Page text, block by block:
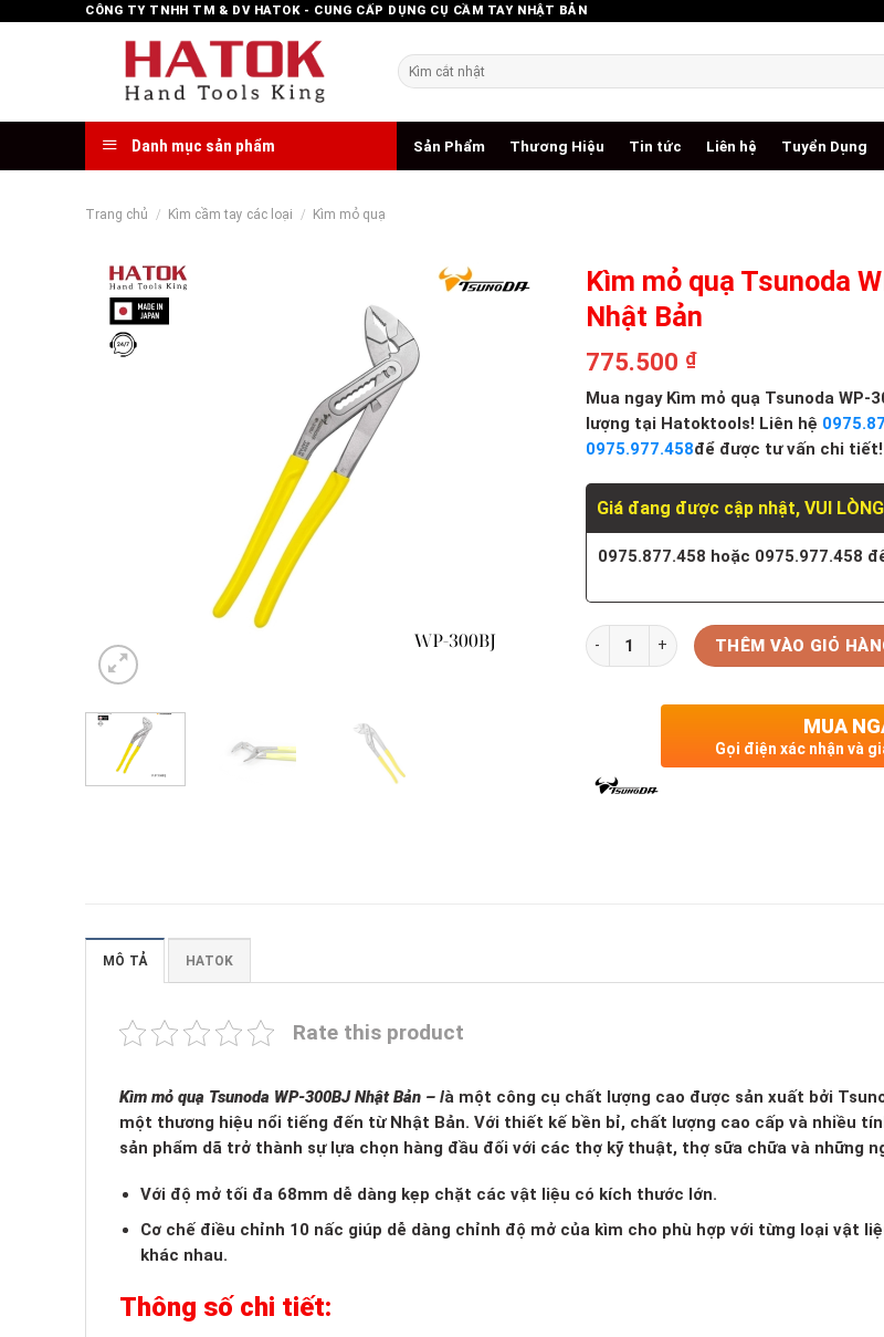
CÔNG TY TNHH TM & DV HATOK - CUNG CẤP DỤNG CỤ CẦM TAY NHẬT BẢN
Tìm
kiếm:
Danh mục sản phẩm Sản Phẩm Thương Hiệu Tin tức Liên hệ Tuyển Dụng
Trang chủ / Kìm cầm tay các loại / Kìm mỏ quạ
Kìm mỏ quạ Tsunoda
Nhật Bản
775.500 ₫
Mua ngay Kìm mỏ quạ Tsunoda WP-
lượng tại Hatoktools! Liên hệ
0975.977.458để được tư vấn chi tiết!
Giá đang được cập nhật, VUI
0975.877.458 hoặc 0975.977.458
Số lượng THÊM VÀO GIỎ
MUA
Gọi điện xác nhận và
MÔ TẢ HATOK
Rate this product
Kìm mỏ quạ Tsunoda WP-300BJ Nhật Bản – là một công cụ chất lượng cao được sản xuất bởi
một thương hiệu nổi tiếng đến từ Nhật Bản. Với thiết kế bền bỉ, chất lượng cao cấp và nhiều
sản phẩm dã trở thành sự lựa chọn hàng đầu đối với các thợ kỹ thuật, thợ sữa chữa và những
Với độ mở tối đa 68mm dễ dàng kẹp chặt các vật liệu có kích thước lớn.
Cơ chế điều chỉnh 10 nấc giúp dễ dàng chỉnh độ mở của kìm cho phù hợp với từng loại vật
khác nhau.
Thông số chi tiết: